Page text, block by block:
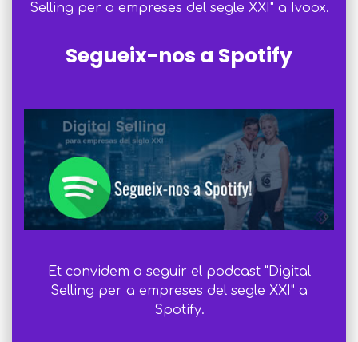
Selling per a empreses del segle XXI" a Ivoox.
Segueix-nos a Spotify
Et convidem a seguir el podcast "Digital
Selling per a empreses del segle XXI" a
Spotify.